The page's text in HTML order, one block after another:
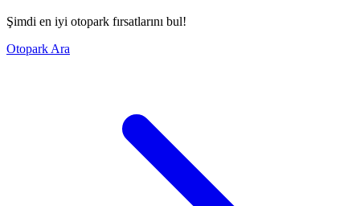
Şimdi en iyi otopark fırsatlarını bul!
Otopark Ara